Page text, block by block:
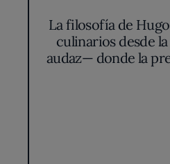
La filosofía de
culinarios desde
audaz— donde la
nigiris que
con una